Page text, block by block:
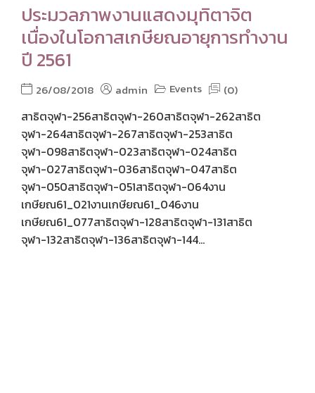
ประมวลภาพงานแสดงมุทิตาจิต
เนื่องในโอกาสเกษียณอายุการทำงาน
ปี 2561
26/08/2018 admin Events (0)
สาธิตจุฬา-256สาธิตจุฬา-260สาธิตจุฬา-262สาธิต
จุฬา-264สาธิตจุฬา-267สาธิตจุฬา-253สาธิต
จุฬา-098สาธิตจุฬา-023สาธิตจุฬา-024สาธิต
จุฬา-027สาธิตจุฬา-036สาธิตจุฬา-047สาธิต
จุฬา-050สาธิตจุฬา-051สาธิตจุฬา-064งาน
เกษียณ61_021งานเกษียณ61_046งาน
เกษียณ61_077สาธิตจุฬา-128สาธิตจุฬา-131สาธิต
จุฬา-132สาธิตจุฬา-136สาธิตจุฬา-144...